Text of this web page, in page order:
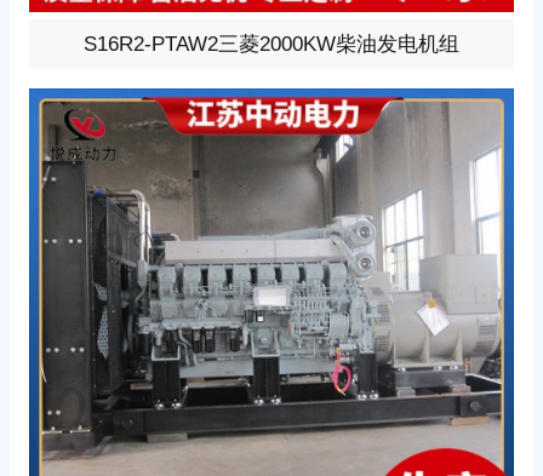
2000KW柴油发电机组，选用三菱型号:S16R2-PTAW、柴
V型12缸发动机配套昇丰全铜无刷发电机，全铜发电机质
保两年。标配自启动自保护液晶控制器。
S16R2-PTAW2三菱2000KW柴油发电机组